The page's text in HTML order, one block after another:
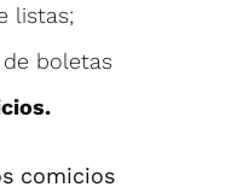
listas;
boletas